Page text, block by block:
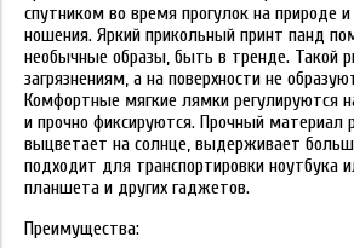
спутником во время прогулок на природе и
ношения. Яркий прикольный принт панд
необычные образы, быть в тренде. Такой
загрязнениям, а на поверхности не
Комфортные мягкие лямки регулируются
и прочно фиксируются. Прочный материал
выцветает на солнце, выдерживает
подходит для транспортировки ноутбука
планшета и других гаджетов.
Преимущества: